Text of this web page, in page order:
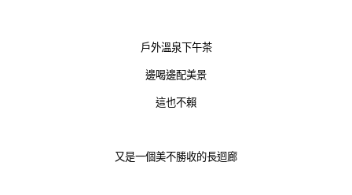
戶外溫泉下午茶
邊喝邊配美景
這也不賴
又是一個美不勝收的長迴廊